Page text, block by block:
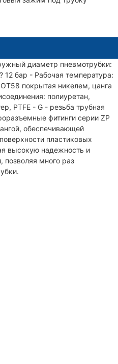
диаметр пневмотрубки:
бар - Рабочая температура:
покрытая никелем, цанга
полиуретан,
PTFE - G - резьба трубная
фитинги серии ZP
обеспечивающей
пластиковых
высокую надежность и
позволяя много раз